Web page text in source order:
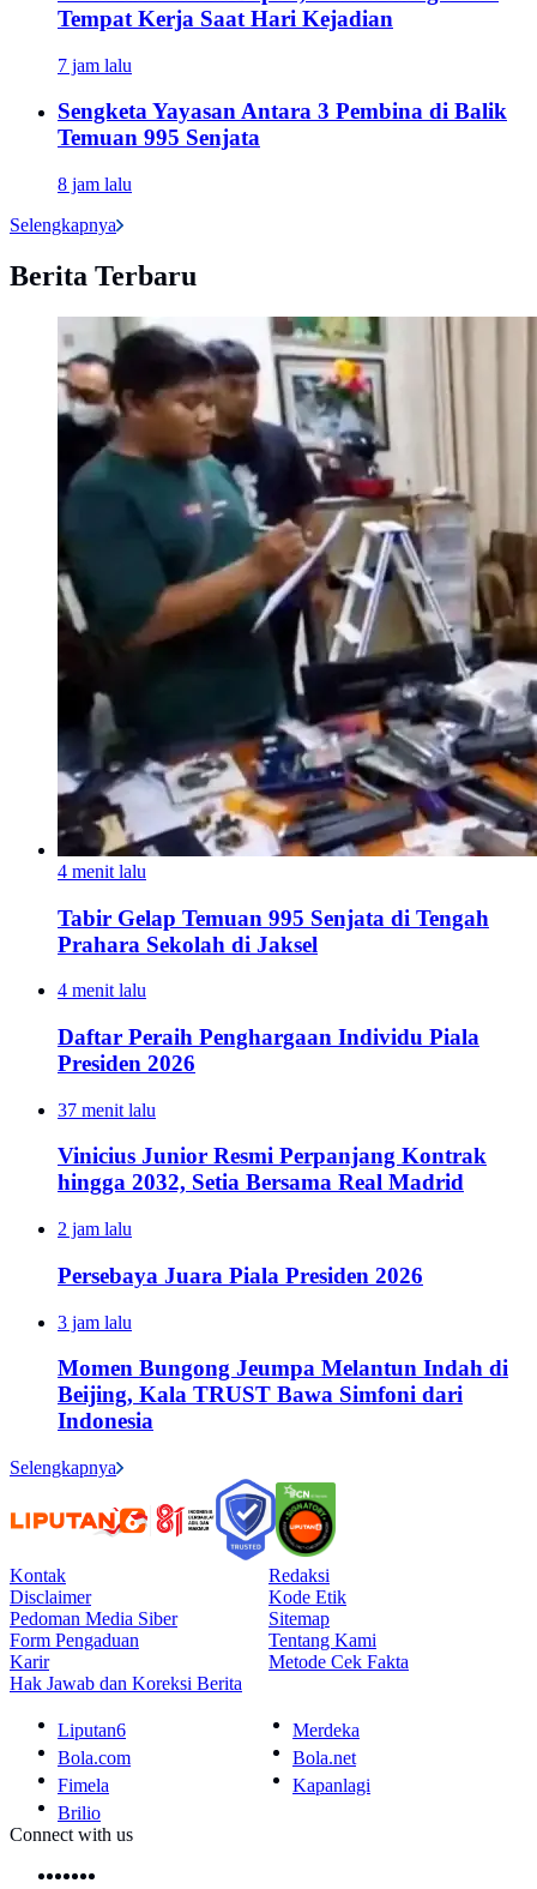
Tempat Kerja Saat Hari Kejadian
7 jam lalu
Sengketa Yayasan Antara 3 Pembina di Balik
Temuan 995 Senjata
8 jam lalu
Selengkapnya
Berita Terbaru
4 menit lalu
Tabir Gelap Temuan 995 Senjata di Tengah
Prahara Sekolah di Jaksel
4 menit lalu
Daftar Peraih Penghargaan Individu Piala
Presiden 2026
37 menit lalu
Vinicius Junior Resmi Perpanjang Kontrak
hingga 2032, Setia Bersama Real Madrid
2 jam lalu
Persebaya Juara Piala Presiden 2026
3 jam lalu
Momen Bungong Jeumpa Melantun Indah di
Beijing, Kala TRUST Bawa Simfoni dari
Indonesia
Selengkapnya
Kontak
Redaksi
Disclaimer
Kode Etik
Pedoman Media Siber
Sitemap
Form Pengaduan
Tentang Kami
Karir
Metode Cek Fakta
Hak Jawab dan Koreksi Berita
Liputan6
Merdeka
Bola.com
Bola.net
Fimela
Kapanlagi
Brilio
Connect with us